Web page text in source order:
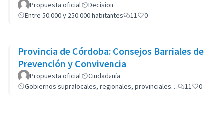
Propuesta oficial
Decision
Entre 50.000 y 250.000 habitantes
11 0
Provincia de Córdoba: Consejos Barriales de
Prevención y Convivencia
Propuesta oficial
Ciudadanía
Gobiernos supralocales, regionales, provinciales…
11 0